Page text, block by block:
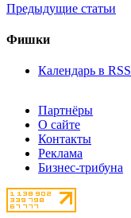
Предыдущие статьи
Фишки
Календарь в RSS
Партнёры
О сайте
Контакты
Реклама
Бизнес-трибуна